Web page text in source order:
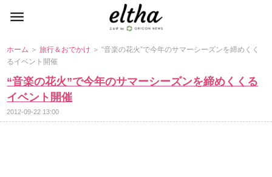
ホーム ＞旅行＆おでかけ ＞ “音楽の花火”で今年のサマーシーズンを締めくく
るイベント開催
“音楽の花火”で今年のサマーシーズンを締めくくる
イベント開催
2012-09-22 13:00